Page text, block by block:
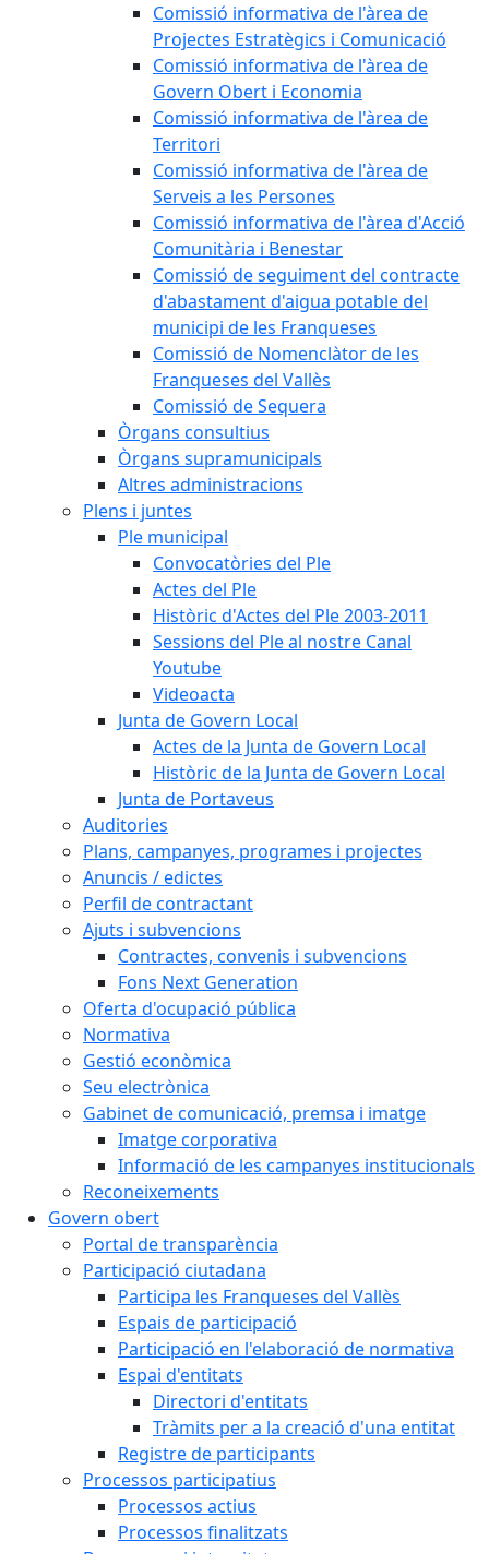
Comissió informativa de l'àrea de
Projectes Estratègics i Comunicació
Comissió informativa de l'àrea de
Govern Obert i Economia
Comissió informativa de l'àrea de
Territori
Comissió informativa de l'àrea de
Serveis a les Persones
Comissió informativa de l'àrea d'Acció
Comunitària i Benestar
Comissió de seguiment del contracte
d'abastament d'aigua potable del
municipi de les Franqueses
Comissió de Nomenclàtor de les
Franqueses del Vallès
Comissió de Sequera
Òrgans consultius
Òrgans supramunicipals
Altres administracions
Plens i juntes
Ple municipal
Convocatòries del Ple
Actes del Ple
Històric d'Actes del Ple 2003-2011
Sessions del Ple al nostre Canal
Youtube
Videoacta
Junta de Govern Local
Actes de la Junta de Govern Local
Històric de la Junta de Govern Local
Junta de Portaveus
Auditories
Plans, campanyes, programes i projectes
Anuncis / edictes
Perfil de contractant
Ajuts i subvencions
Contractes, convenis i subvencions
Fons Next Generation
Oferta d'ocupació pública
Normativa
Gestió econòmica
Seu electrònica
Gabinet de comunicació, premsa i imatge
Imatge corporativa
Informació de les campanyes institucionals
Reconeixements
Govern obert
Portal de transparència
Participació ciutadana
Participa les Franqueses del Vallès
Espais de participació
Participació en l'elaboració de normativa
Espai d'entitats
Directori d'entitats
Tràmits per a la creació d'una entitat
Registre de participants
Processos participatius
Processos actius
Processos finalitzats